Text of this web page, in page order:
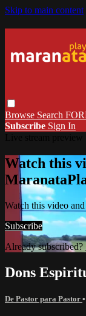
Skip to main content
Browse Search
Subscribe Sign In
Watch this
Watch this video
Subscribe
Already subscribed?
Dons
De Pastor para Pastor •